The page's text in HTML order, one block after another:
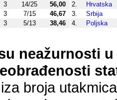
3 14/25
56,00
3 7/15
46,67
3 5/13 38,46
2.
Hrvatska
3.
Srbija
4.
Poljska
neažurnosti
broja